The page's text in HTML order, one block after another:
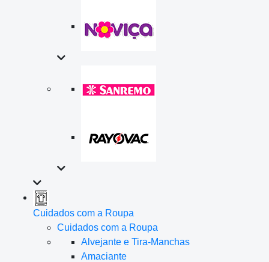
Cuidados com a Roupa
Cuidados com a Roupa
Alvejante e Tira-Manchas
Amaciante